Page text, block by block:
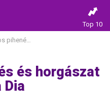
Top 10
a Dia Nyaralóházban
és horgászat
Dia